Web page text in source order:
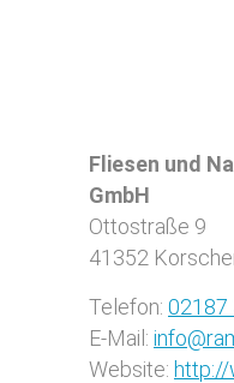
Fliesen und
GmbH
Ottostraße 9
41352
Telefon: 02187
E-Mail:
Website: